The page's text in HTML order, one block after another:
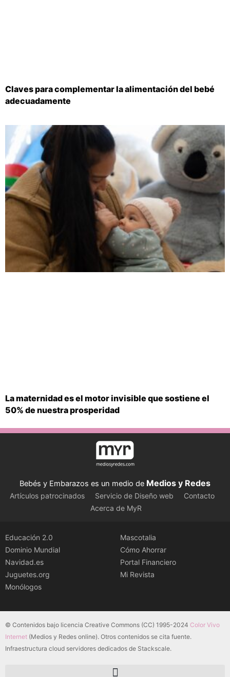
Claves para complementar la alimentación del bebé
adecuadamente
La maternidad es el motor invisible que sostiene el
50% de nuestra prosperidad
Bebés y Embarazos es un medio de Medios y Redes
Artículos patrocinados Servicio de Diseño web
Contacto
Acerca de MyR
Educación 2.0
Dominio Mundial
Navidad.es
Juguetes.org
Monólogos
Mascotalia
Cómo Ahorrar
Portal Financiero
Mi Revista
© Contenidos bajo licencia Creative Commons (CC) 1995-2024 Color Vivo
Internet (Medios y Redes online). Otros contenidos se cita fuente.
Infraestructura cloud servidores dedicados de Stackscale.